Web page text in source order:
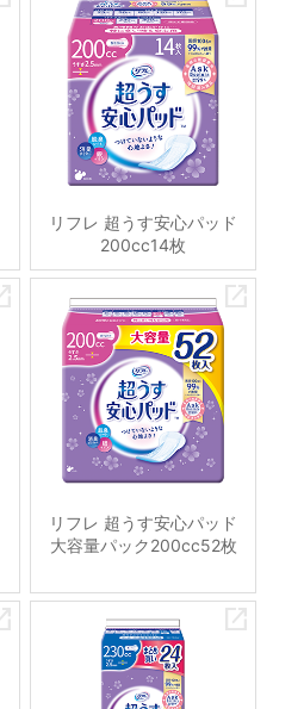
リフレ 超うす安心パッド
200cc14枚
リフレ 超うす安心パッド
大容量パック200cc52枚